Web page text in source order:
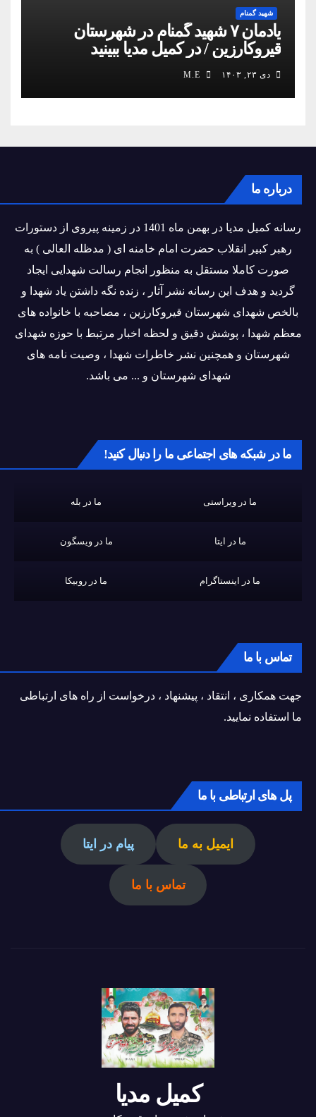
شهید گمنام
یادمان ۷ شهید گمنام در شهرستان
قیروکارزین / در کمیل مدیا ببینید
دی ۲۳, ۱۴۰۳
درباره ما
رسانه کمیل مدیا در بهمن ماه 1401 در زمینه پیروی از دستورات
رهبر کبیر انقلاب حضرت امام خامنه ای ( مدظله العالی ) به
صورت کاملا مستقل به منظور انجام رسالت شهدایی ایجاد
گردید و هدف این رسانه نشر آثار ، زنده نگه داشتن یاد شهدا و
بالخص شهدای شهرستان قیروکارزین ، مصاحبه با خانواده های
معظم شهدا ، پوشش دقیق و لحظه اخبار مرتبط با حوزه شهدای
شهرستان و همچنین نشر خاطرات شهدا ، وصیت نامه های
شهدای شهرستان و ... می باشد.
ما در شبکه های اجتماعی ما را دنبال کنید!
ما در ویراستی ما در بله
ما در ایتا ما در ویسگون
ما در اینستاگرام ما در روبیکا
تماس با ما
جهت همکاری ، انتقاد ، پیشنهاد ، درخواست از راه های ارتباطی
ما استفاده نمایید.
پل های ارتباطی با ما
ایمیل به ما پیام در ایتا
تماس با ما
کمیل مدیا